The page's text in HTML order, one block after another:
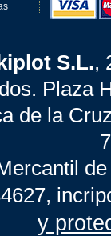
S.L.,
Plaza
de la
y